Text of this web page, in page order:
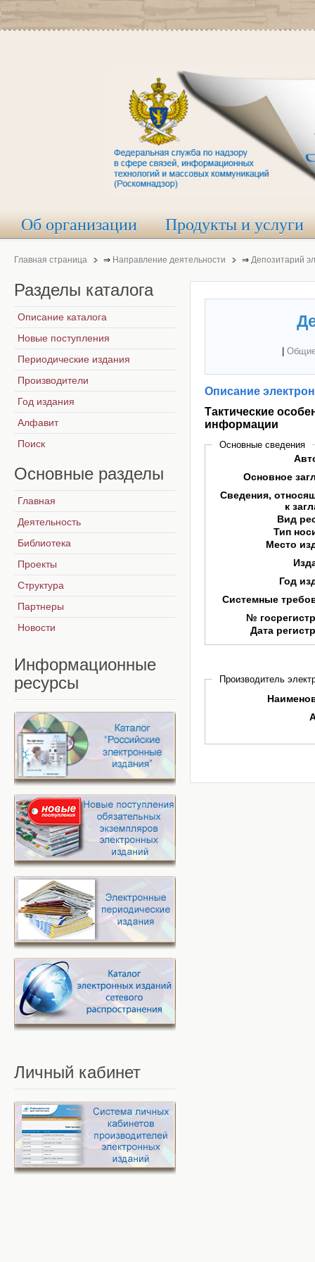
Об организации Продукты и услуги
Главная страница ⇒ Направление деятельности ⇒ Депозитарий
Описание
Тактические
информации
Основные сведения
Основное
Сведения,
к
Вид
Тип
Место
Год
Системные
№
Дата
Производитель
Разделы каталога
Описание каталога
Новые поступления
Периодические издания
Производители
Год издания
Алфавит
Поиск
Основные разделы
Главная
Деятельность
Библиотека
Проекты
Структура
Партнеры
Новости
Информационные
ресурсы
Личный кабинет